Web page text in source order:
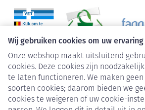
Wij gebruiken cookies om uw
Onze webshop maakt uitsluitend
cookies. Deze cookies zijn
te laten functioneren. We maken
soorten cookies; daarom bieden we
cookies te weigeren of uw cookie-
Juridische links